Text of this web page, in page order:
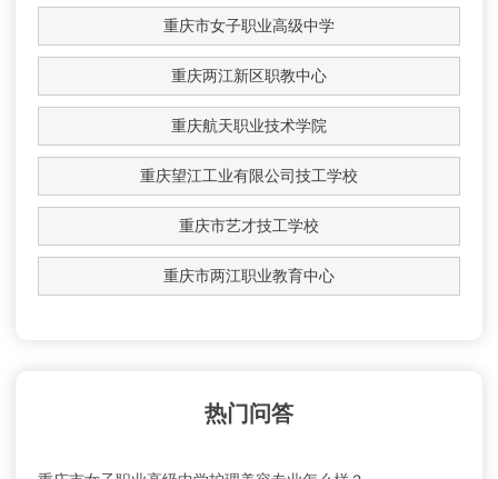
重庆市女子职业高级中学
重庆两江新区职教中心
重庆航天职业技术学院
重庆望江工业有限公司技工学校
重庆市艺才技工学校
重庆市两江职业教育中心
热门问答